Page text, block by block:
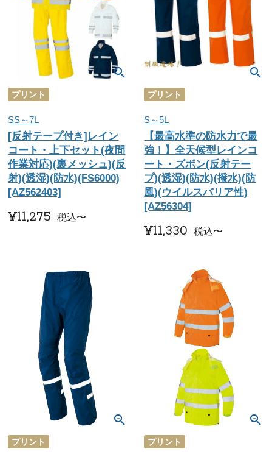
プリント
SS～7L
[反射テープ付き]レイン
コート・上下セット(夜間
作業対応)(裏メッシュ)(反
射)(透湿)(防水)(FS6000)
[AZ562403]
¥11,275 税込〜
プリント
S～5L
【最高水準の防水力で最
強！】全天候型レインコ
ート・ズボン(反射テー
プ)(透湿)(防水)(撥水)(防
風)(ウイルスバリア性)
[AZ56304]
¥11,330 税込〜
プリント プリント